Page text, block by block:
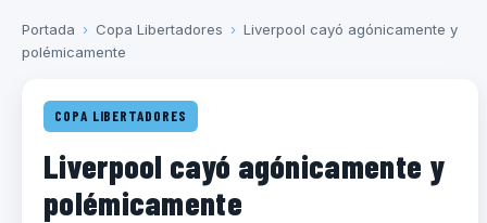
Portada › Copa Libertadores › Liverpool cayó agónicamente y
polémicamente
COPA LIBERTADORES
Liverpool cayó agónicamente y
polémicamente